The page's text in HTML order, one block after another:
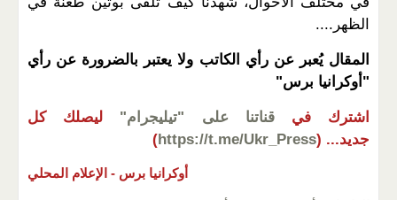
الظهر....
المقال يُعبر عن رأي الكاتب ولا يعتبر بالضرورة عن رأي
"أوكرانيا برس"
اشترك في قناتنا على "تيليجرام"
ليصلك كل
جديد... (
https://t.me/Ukr_Press
)
أوكرانيا برس - الإعلام المحلي